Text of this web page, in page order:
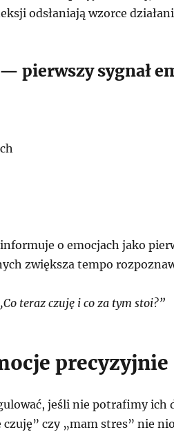
odsłaniają wzorce
— pierwszy sygnał
o emocjach jako
zwiększa tempo
teraz czuję i co za tym stoi?”
precyzyjnie
jeśli nie potrafimy ich
czy „mam stres” nie